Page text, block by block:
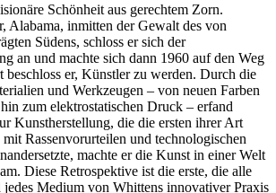
Schönheit aus gerechtem Zorn.
Alabama, inmitten der Gewalt des von
Südens, schloss er sich der
an und machte sich dann 1960 auf den Weg
er, Künstler zu werden. Durch die
und Werkzeugen – von neuen Farben
zum elektrostatischen Druck – erfand
Kunstherstellung, die die ersten ihrer Art
Rassenvorurteilen und technologischen
machte er die Kunst in einer Welt
Diese Retrospektive ist die erste, die alle
jedes Medium von Whittens innovativer Praxis